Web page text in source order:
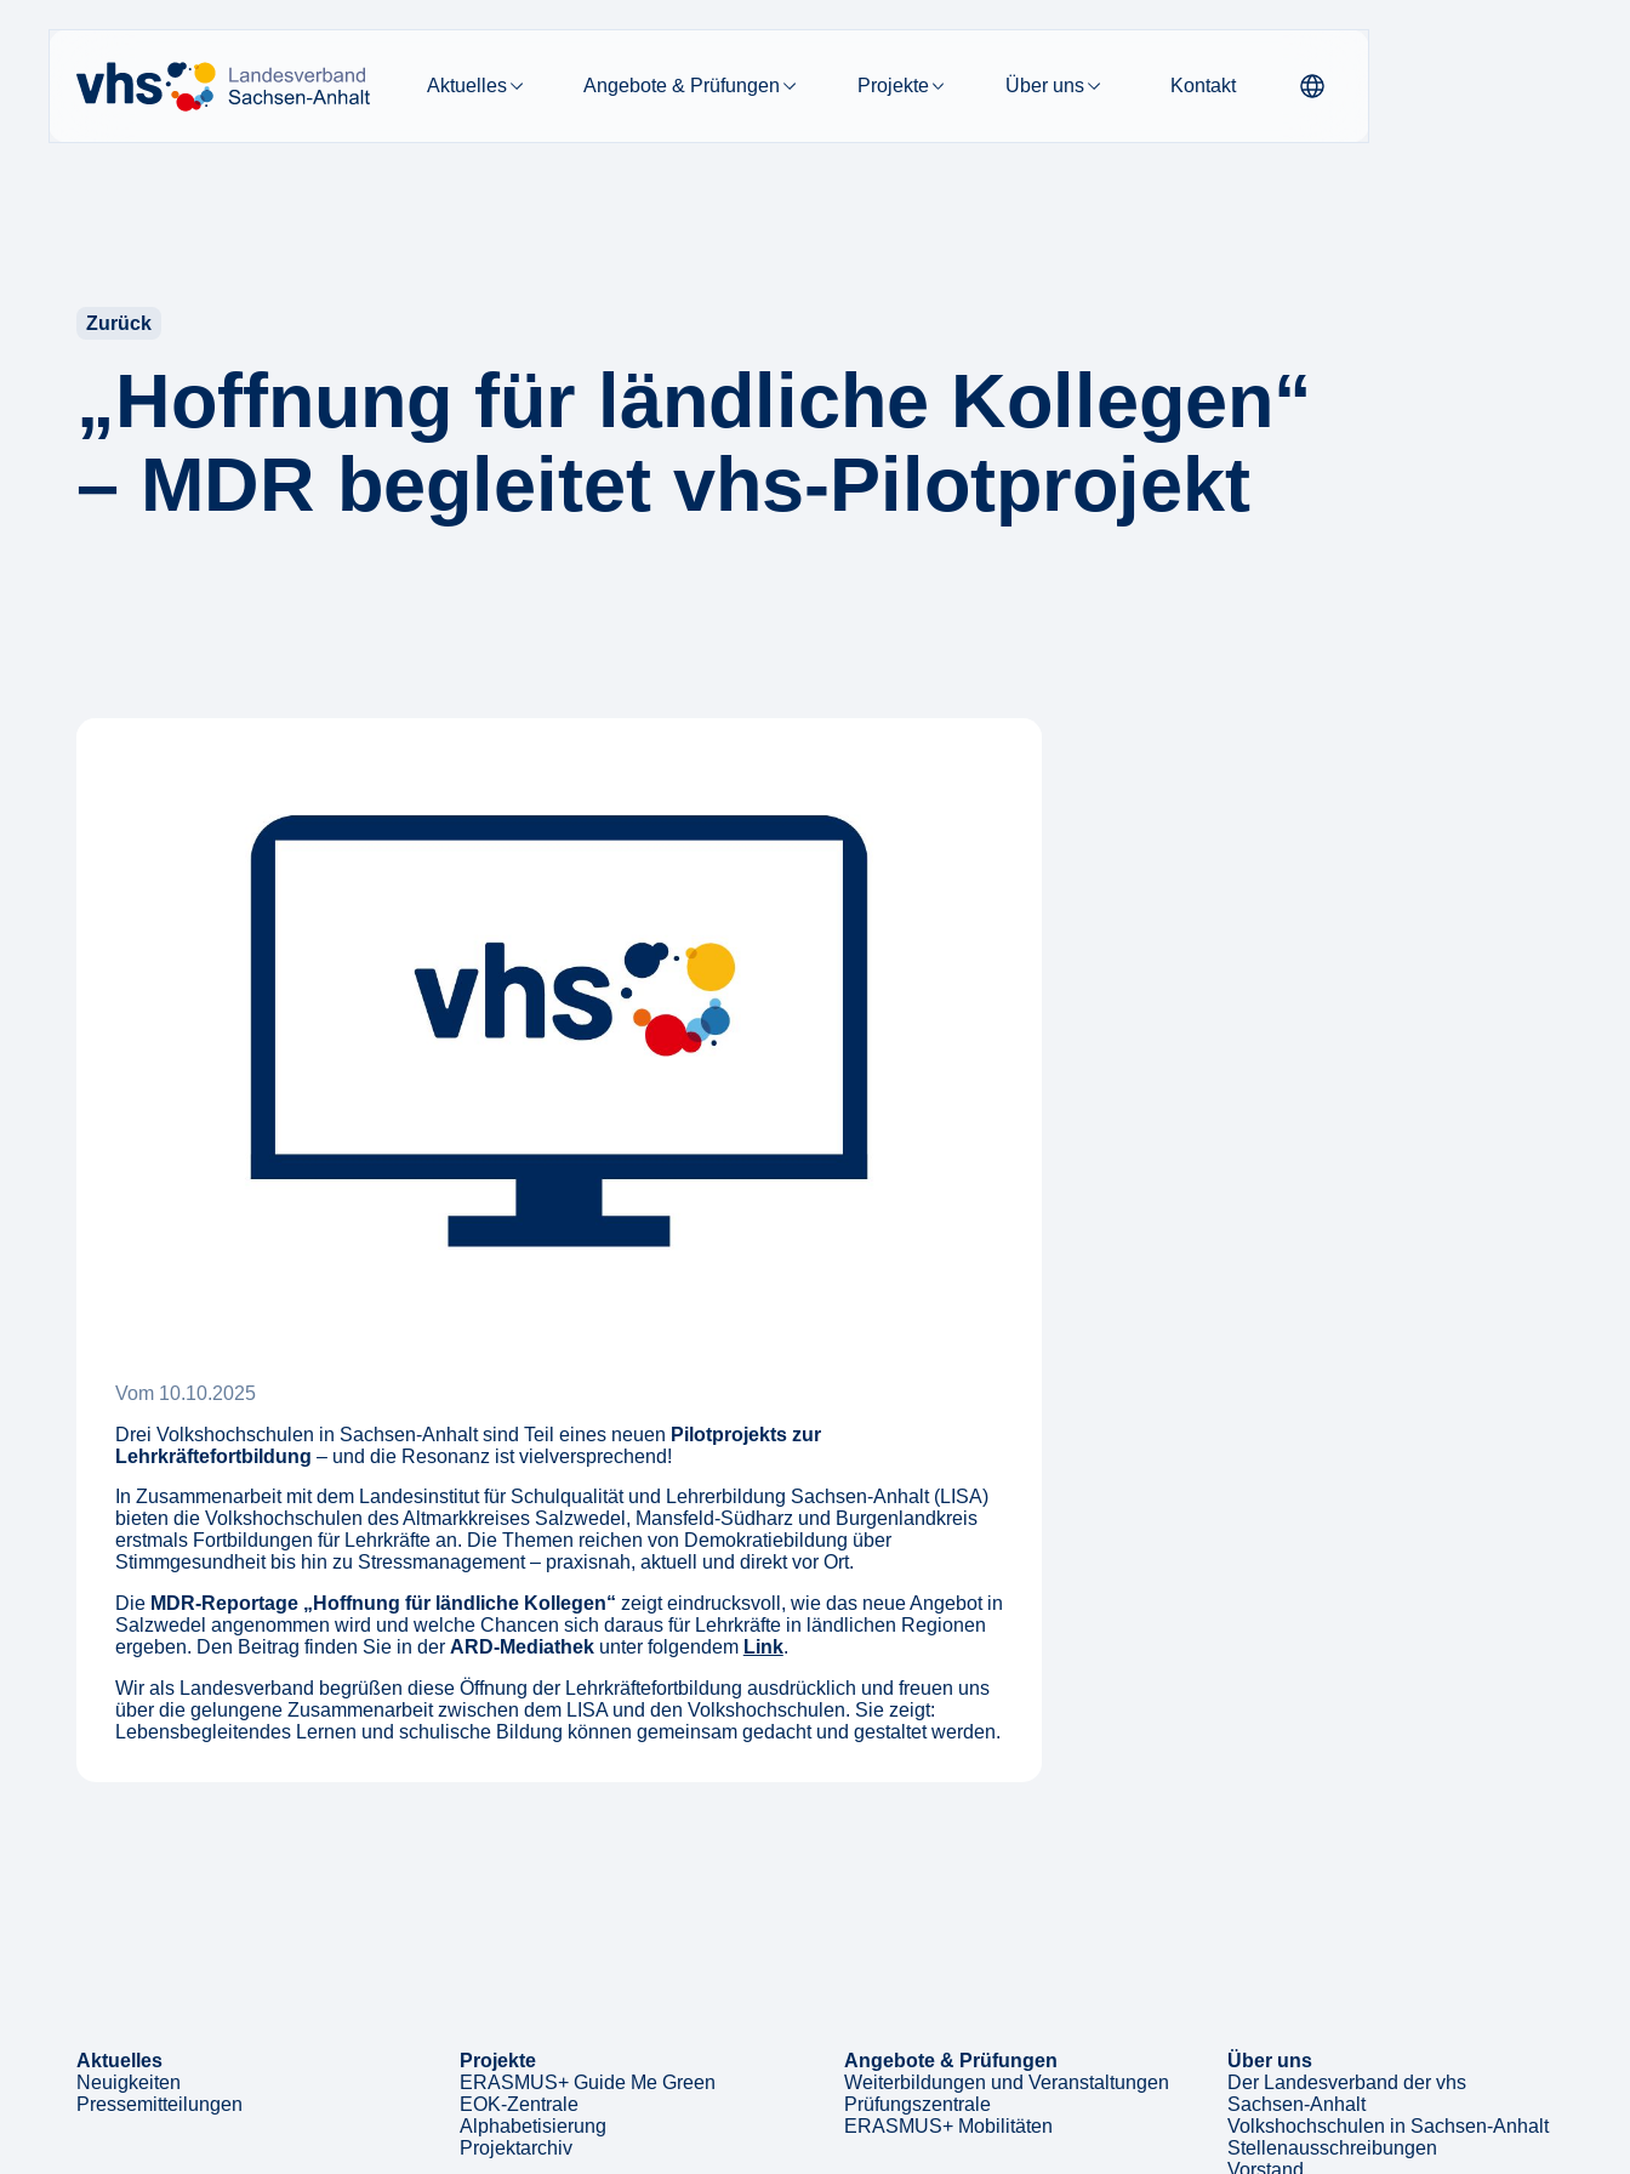
Aktuelles Angebote & Prüfungen Projekte Über uns Kontakt
Zurück
„Hoffnung für ländliche Kollegen“
– MDR begleitet vhs-Pilotprojekt
Vom 10.10.2025
Drei Volkshochschulen in Sachsen-Anhalt sind Teil eines neuen Pilotprojekts zur
Lehrkräftefortbildung – und die Resonanz ist vielversprechend!
In Zusammenarbeit mit dem Landesinstitut für Schulqualität und Lehrerbildung Sachsen-Anhalt (LISA)
bieten die Volkshochschulen des Altmarkkreises Salzwedel, Mansfeld-Südharz und Burgenlandkreis
erstmals Fortbildungen für Lehrkräfte an. Die Themen reichen von Demokratiebildung über
Stimmgesundheit bis hin zu Stressmanagement – praxisnah, aktuell und direkt vor Ort.
Die MDR-Reportage „Hoffnung für ländliche Kollegen“ zeigt eindrucksvoll, wie das neue Angebot in
Salzwedel angenommen wird und welche Chancen sich daraus für Lehrkräfte in ländlichen Regionen
ergeben. Den Beitrag finden Sie in der ARD-Mediathekunter folgendem Link.
Wir als Landesverband begrüßen diese Öffnung der Lehrkräftefortbildung ausdrücklich und freuen uns
über die gelungene Zusammenarbeit zwischen dem LISA und den Volkshochschulen. Sie zeigt:
Lebensbegleitendes Lernen und schulische Bildung können gemeinsam gedacht und gestaltet werden.
Aktuelles
Neuigkeiten
Pressemitteilungen
Projekte
ERASMUS+ Guide Me Green
EOK-Zentrale
Alphabetisierung
Projektarchiv
Angebote & Prüfungen
Weiterbildungen und Veranstaltungen
Prüfungszentrale
ERASMUS+ Mobilitäten
Über uns
Der Landesverband der vhs
Sachsen-Anhalt
Volkshochschulen in Sachsen-Anhalt
Stellenausschreibungen
Vorstand